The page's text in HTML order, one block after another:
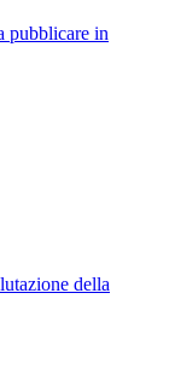
pubblicare in
della